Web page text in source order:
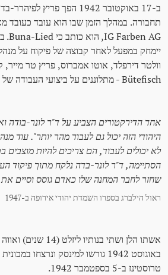
ב-17 באוקטובר 1942 הפך פריץ לפיהרר-בדה לכהן
וולטר דירפלד, אוטו אמברוס, פריץ טר מייר,
Bütefisch - מתלוננים על ביצועי העבודה של החולה בן 59.
לא יכולים לעבוד, הם צריכים להיות
הסתיימה, ד"ר לונר-בדה נלקח מתוך פיקוד
שחזר לחבר המחנה שלו כאדם גוסס וסיים את
ראול הילברג בספרו השמדת יהודי אירופה ב-1947
באוגוסט 1942 גורשו למינסק
טרוסטינז ב-5 בספטמבר 1942.